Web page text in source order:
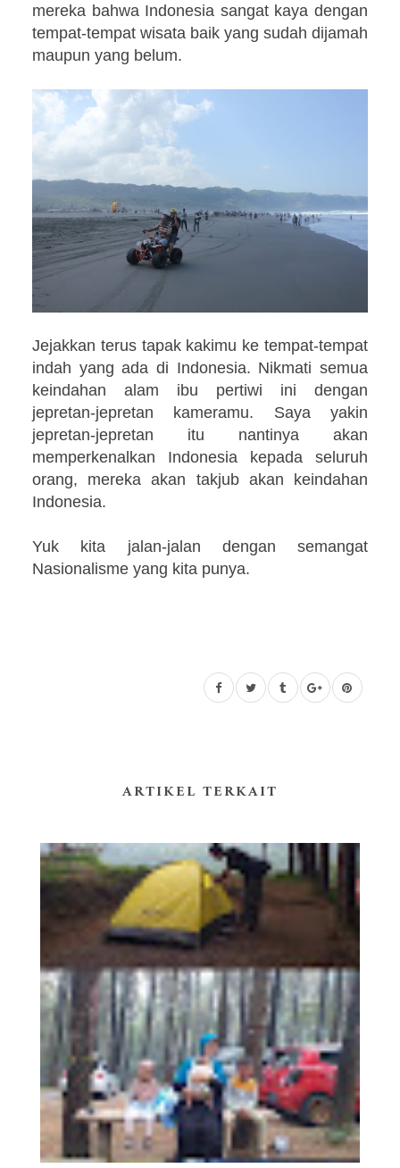
mereka bahwa Indonesia sangat kaya dengan
tempat-tempat wisata baik yang sudah dijamah
maupun yang belum.
Jejakkan terus tapak kakimu ke tempat-tempat
indah yang ada di Indonesia. Nikmati semua
keindahan alam ibu pertiwi ini dengan
jepretan-jepretan kameramu. Saya yakin
jepretan-jepretan itu nantinya akan
memperkenalkan Indonesia kepada seluruh
orang, mereka akan takjub akan keindahan
Indonesia.
Yuk kita jalan-jalan dengan semangat
Nasionalisme yang kita punya.
ARTIKEL TERKAIT